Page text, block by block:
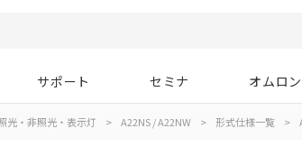
サポート セミナ オムロ
光・非照光・表示灯 > A22NS / A22NW > 形式仕様一覧 >